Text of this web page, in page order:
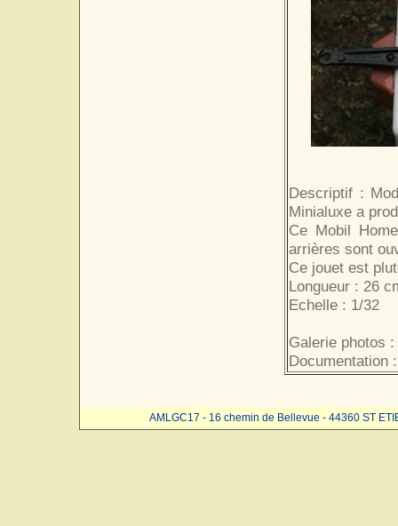
Descriptif :
Minialuxe a
Ce Mobil
arrières sont
Ce jouet est
Longueur : 26
Echelle : 1/32
Galerie photos :
Documentation :
AMLGC17 - 16 chemin de Bellevue - 44360 ST